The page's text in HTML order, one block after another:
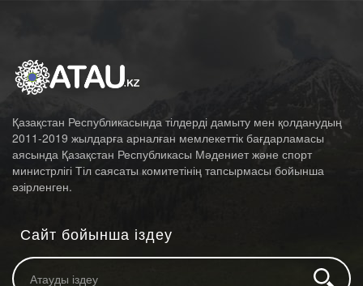
Қазақстан Республикасында тілдерді дамыту мен қолданудың
2011-2019 жылдарға арналған мемлекеттік бағдарламасы
аясында Қазақстан Республикасы Мәдениет және спорт
министрлігі Тіл саясаты комитетінің тапсырмасы бойынша
әзірленген.
Сайт бойынша іздеу